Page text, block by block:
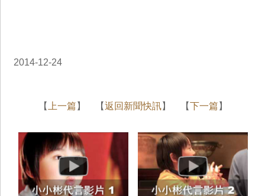
2014-12-24
【 上一篇 】 【返回新聞快訊】 【下一篇 】